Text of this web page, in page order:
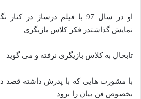
او در سال 97 با فیلم درساژ
نمایش گذاشتدر فکر کلاس بازیگری
تابحال به کلاس بازیگری نرفته و می گوید
با مشورت هایی که با پدرش داشته قصد
بخصوص فن بیان را برود